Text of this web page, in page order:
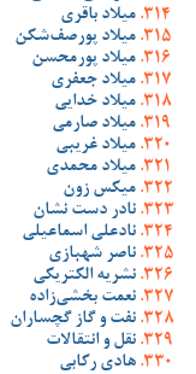
میلاد باقری
میلاد پورصف‌شکن
میلاد پورمحسن
میلاد جعفری
میلاد خدایی
میلاد صارمی
میلاد غریبی
میلاد محمدی
میکس زون
نادر دست نشان
نادعلی اسماعیلی
ناصر شهبازی
نشریه الکتریکی
نعمت بخشی‌زاده
نفت و گاز گچساران
نقل و انتقالات
هادی رکابی